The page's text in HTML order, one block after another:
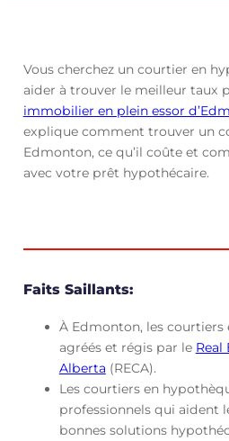
Vous cherchez un courtier en
aider à trouver le meilleur taux
immobilier en plein essor
explique comment trouver un
Edmonton, ce qu’il coûte et
avec votre prêt hypothécaire.
Faits Saillants:
À Edmonton, les courtiers
agréés et régis par le Real
Alberta (RECA).
Les courtiers en
professionnels qui aident
bonnes solutions